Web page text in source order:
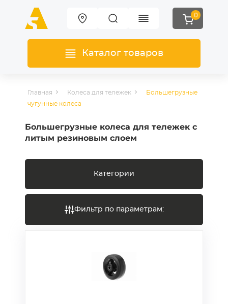
0
Каталог товаров
Главная Колеса для тележек
Большегрузные
чугунные колеса
Большегрузные колеса для тележек с
литым резиновым слоем
Категории
Фильтр по параметрам: